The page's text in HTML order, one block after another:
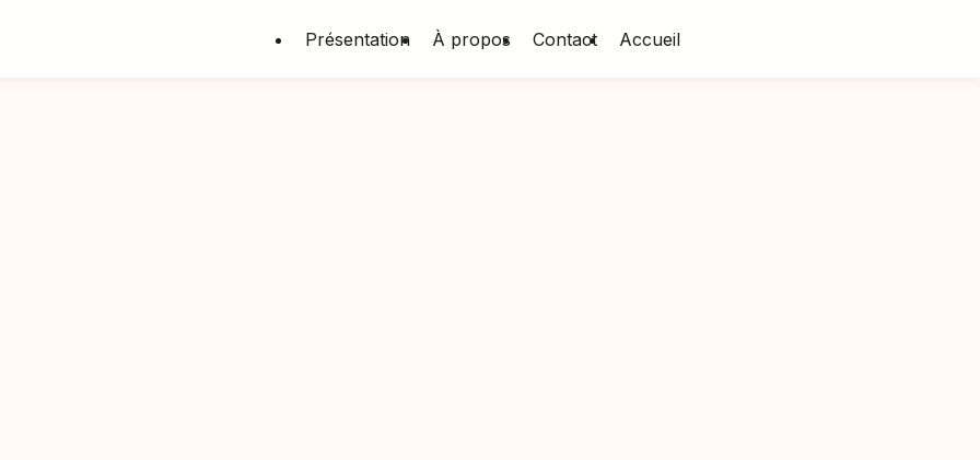
Présentation À propos Contact Accueil